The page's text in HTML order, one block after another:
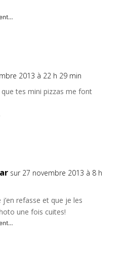
2013 à 22 h 29 min
que tes mini pizzas me font
sur 27 novembre 2013 à 8 h
refasse et que je les
une fois cuites!